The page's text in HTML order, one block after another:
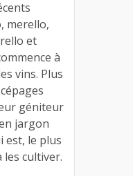
merello,
et
à
vins. Plus
géniteur
jargon
est, le plus
les cultiver.